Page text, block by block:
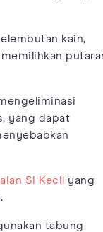
kain,
yang dapat
Si Kecil
yang
tabung